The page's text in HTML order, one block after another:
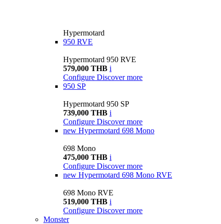
Hypermotard
950 RVE
Hypermotard 950 RVE
579,000 THB i
Configure Discover more
950 SP
Hypermotard 950 SP
739,000 THB i
Configure Discover more
new Hypermotard 698 Mono
698 Mono
475,000 THB i
Configure Discover more
new Hypermotard 698 Mono RVE
698 Mono RVE
519,000 THB i
Configure Discover more
Monster